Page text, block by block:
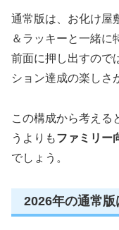
通常版は、お化け屋
＆ラッキーと一緒に
前面に押し出すので
ション達成の楽しさ
この構成から考える
うよりもファミリー
でしょう。
2026年の通常版